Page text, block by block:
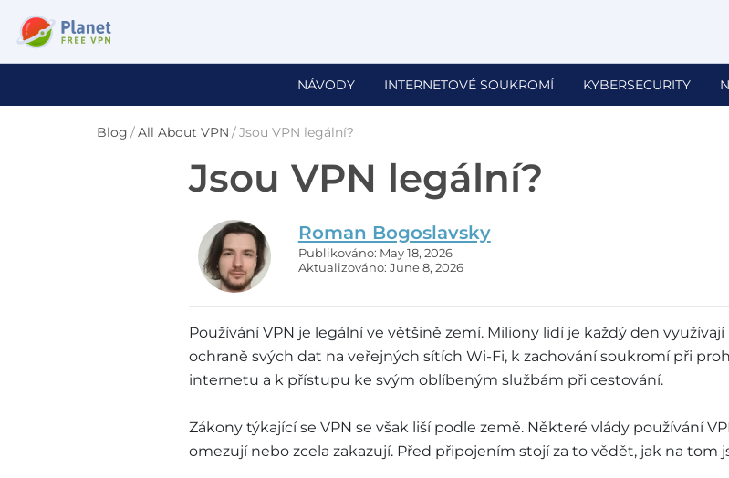
NÁVODY INTERNETOVÉ SOUKROMÍ KYBERSECURITY
Blog /All About VPN /Jsou VPN legální?
Jsou VPN legální?
Roman Bogoslavsky
Publikováno: May 18, 2026
Aktualizováno: June 8, 2026
Používání VPN je legální ve většině zemí. Miliony lidí je každý den využívají
ochraně svých dat na veřejných sítích Wi-Fi, k zachování soukromí při
internetu a k přístupu ke svým oblíbeným službám při cestování.
Zákony týkající se VPN se však liší podle země. Některé vlády používání
omezují nebo zcela zakazují. Před připojením stojí za to vědět, jak na tom